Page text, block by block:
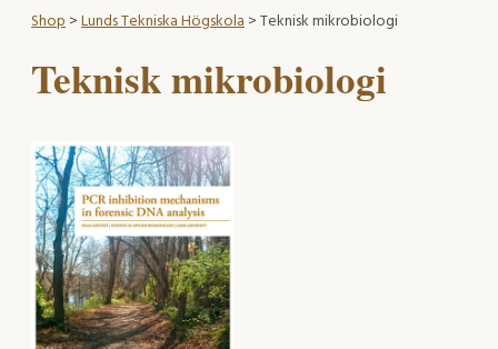
Shop>Lunds Tekniska Högskola> Teknisk mikrobiologi
Teknisk mikrobiologi